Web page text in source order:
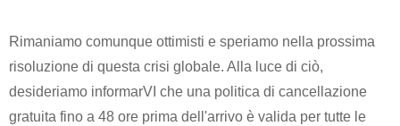
Rimaniamo comunque ottimisti e speriamo nella prossima
risoluzione di questa crisi globale. Alla luce di ciò,
desideriamo informarVI che una politica di cancellazione
gratuita fino a 48 ore prima dell'arrivo è valida per tutte le